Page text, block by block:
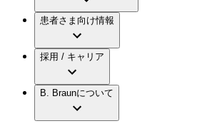
手術器具の管理、再
製品・診療領域
歯科
低侵襲手術 （内視鏡
水頭症について
慢性創傷の治癒
アクトリーン ハイラ
アクトリーン ハイラ
疾患・症状
ビー・ブラウンエー
会社概要
報
要
キャリア（B. Braunで働く
ビジョンとバリュー
ブランド
ついて
イノベーション
私たちの責任
患者さま向け情報
採用 / キャリア
B. Braunについて